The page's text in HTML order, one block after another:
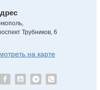
,
Трубников, 6
на карте